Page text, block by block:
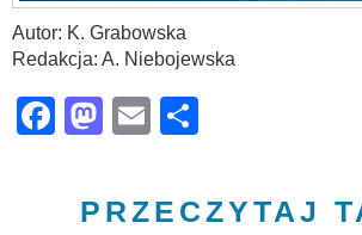
Autor: K. Grabowska
Redakcja: A. Niebojewska
Facebook
Mastodon
Email
PRZECZYTAJ